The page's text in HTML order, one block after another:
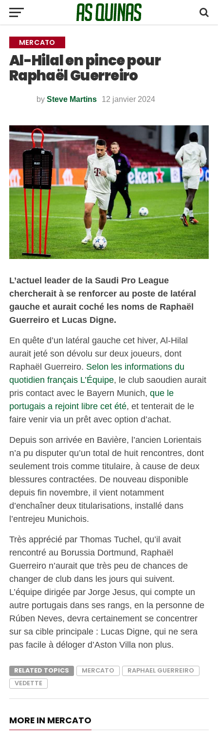
MERCATO
Al-Hilal en pince pour
Raphaël Guerreiro
by Steve Martins 12 janvier 2024
L’actuel leader de la Saudi Pro League
chercherait à se renforcer au poste de latéral
gauche et aurait coché les noms de Raphaël
Guerreiro et Lucas Digne.
En quête d’un latéral gauche cet hiver, Al-Hilal
aurait jeté son dévolu sur deux joueurs, dont
Raphaël Guerreiro. Selon les informations du
quotidien français L’Équipe, le club saoudien aurait
pris contact avec le Bayern Munich, que le
portugais a rejoint libre cet été, et tenterait de le
faire venir via un prêt avec option d’achat.
Depuis son arrivée en Bavière, l’ancien Lorientais
n’a pu disputer qu’un total de huit rencontres, dont
seulement trois comme titulaire, à cause de deux
blessures contractées. De nouveau disponible
depuis fin novembre, il vient notamment
d’enchaîner deux titularisations, installé dans
l’entrejeu Munichois.
Très apprécié par Thomas Tuchel, qu’il avait
rencontré au Borussia Dortmund, Raphaël
Guerreiro n’aurait que très peu de chances de
changer de club dans les jours qui suivent.
L’équipe dirigée par Jorge Jesus, qui compte un
autre portugais dans ses rangs, en la personne de
Rúben Neves, devra certainement se concentrer
sur sa cible principale : Lucas Digne, qui ne sera
pas facile à déloger d’Aston Villa non plus.
RELATED TOPICS MERCATO
RAPHAEL GUERREIRO
VEDETTE
MORE IN MERCATO